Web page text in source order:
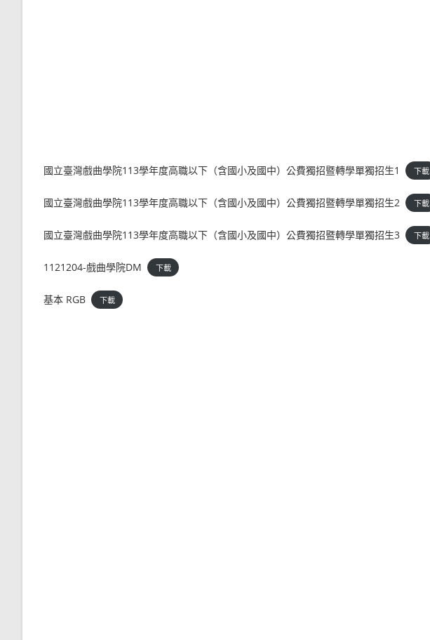
國立臺灣戲曲學院113學年度高職以下（含國小及國中）公費獨招暨轉學單獨招生1 下載
國立臺灣戲曲學院113學年度高職以下（含國小及國中）公費獨招暨轉學單獨招生2 下載
國立臺灣戲曲學院113學年度高職以下（含國小及國中）公費獨招暨轉學單獨招生3 下載
1121204-戲曲學院DM 下載
基本 RGB 下載